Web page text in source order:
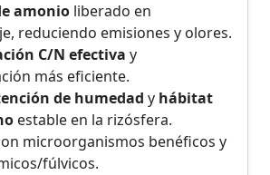
amonio liberado en
reduciendo emisiones y olores.
C/N efectiva y
más eficiente.
de humedad y hábitat
estable en la rizósfera.
microorganismos benéficos y
fúlvicos.